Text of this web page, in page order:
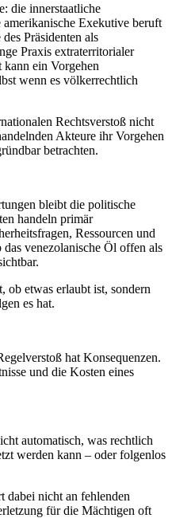
die innerstaatliche
Exekutive beruft
Präsidenten als
Praxis extraterritorialer
ein Vorgehen
wenn es völkerrechtlich
Rechtsverstoß nicht
Akteure ihr Vorgehen
betrachten.
bleibt die politische
handeln primär
Ressourcen und
venezolanische Öl offen als
ob etwas erlaubt ist, sondern
es hat.
hat Konsequenzen.
und die Kosten eines
automatisch, was rechtlich
werden kann – oder folgenlos
dabei nicht an fehlenden
für die Mächtigen oft